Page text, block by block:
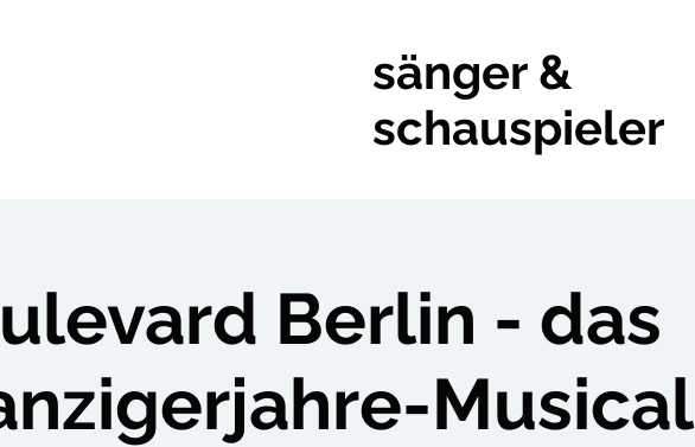
sänger &
schauspieler
Berlin - das
Musical